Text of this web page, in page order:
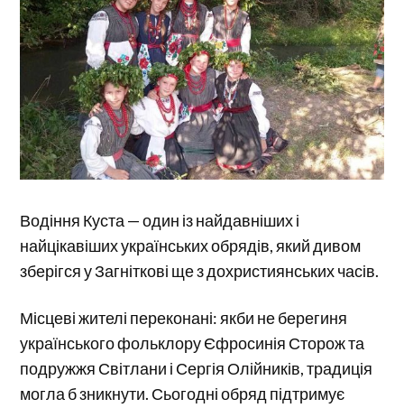
Водіння Куста — один із найдавніших і
найцікавіших українських обрядів, який дивом
зберігся у Загніткові ще з дохристиянських часів.
Місцеві жителі переконані: якби не берегиня
українського фольклору Єфросинія Сторож та
подружжя Світлани і Сергія Олійників, традиція
могла б зникнути. Сьогодні обряд підтримує